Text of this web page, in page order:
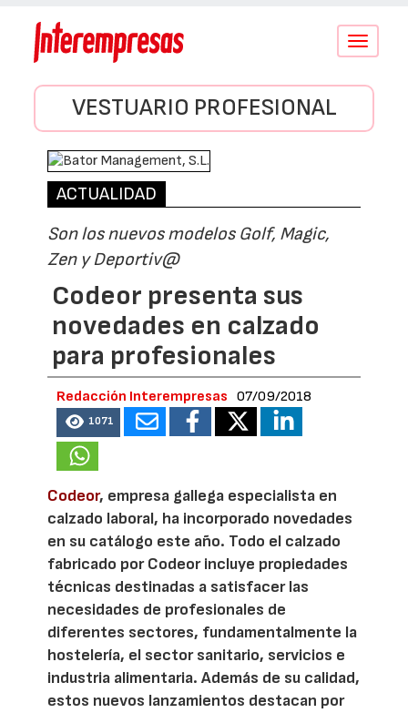
Conmutar
VESTUARIO PROFESIONAL
ACTUALIDAD
Son los nuevos modelos Golf, Magic,
Zen y Deportiv@
Codeor presenta sus
novedades en calzado
para profesionales
Redacción Interempresas 07/09/2018
1071
Codeor, empresa gallega especialista en
calzado laboral, ha incorporado novedades
en su catálogo este año. Todo el calzado
fabricado por Codeor incluye propiedades
técnicas destinadas a satisfacer las
necesidades de profesionales de
diferentes sectores, fundamentalmente la
hostelería, el sector sanitario, servicios e
industria alimentaria. Además de su calidad,
estos nuevos lanzamientos destacan por